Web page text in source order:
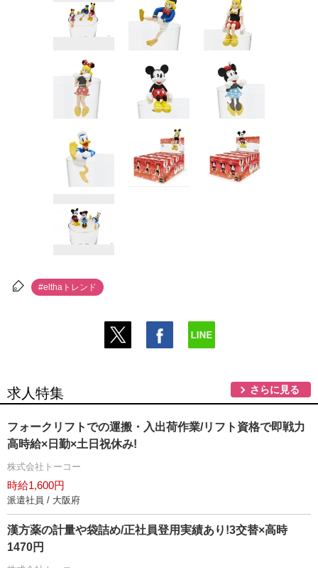
#elthaトレンド
求人特集 さらに見る
フォークリフトでの運搬・入出荷作業/リフト資格で即戦力
高時給×日勤×土日祝休み!
株式会社トーコー
時給1,600円
派遣社員 / 大阪府
漢方薬の計量や袋詰め/正社員登用実績あり!3交替×高時
1470円